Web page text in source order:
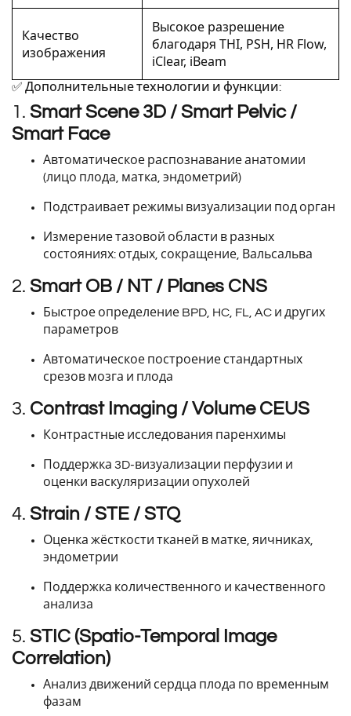
Качество
изображения
Высокое разрешение
благодаря THI, PSH, HR Flow,
iClear, iBeam
✅ Дополнительные технологии и функции:
1. Smart Scene 3D / Smart Pelvic /
Smart Face
Автоматическое распознавание анатомии
(лицо плода, матка, эндометрий)
Подстраивает режимы визуализации под орган
Измерение тазовой области в разных
состояниях: отдых, сокращение, Вальсальва
2. Smart OB / NT / Planes CNS
Быстрое определение BPD, HC, FL, AC и других
параметров
Автоматическое построение стандартных
срезов мозга и плода
3. Contrast Imaging / Volume CEUS
Контрастные исследования паренхимы
Поддержка 3D-визуализации перфузии и
оценки васкуляризации опухолей
4. Strain / STE / STQ
Оценка жёсткости тканей в матке, яичниках,
эндометрии
Поддержка количественного и качественного
анализа
5. STIC (Spatio-Temporal Image
Correlation)
Анализ движений сердца плода по временным
фазам